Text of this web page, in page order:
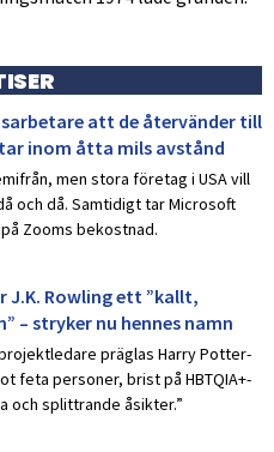
att de återvänder till
inom åtta mils avstånd
men stora företag i USA vill
och då. Samtidigt tar Microsoft
Zooms bekostnad.
Rowling ett ”kallt,
– stryker nu hennes namn
präglas Harry Potter-
feta personer, brist på HBTQIA+-
och splittrande åsikter.”